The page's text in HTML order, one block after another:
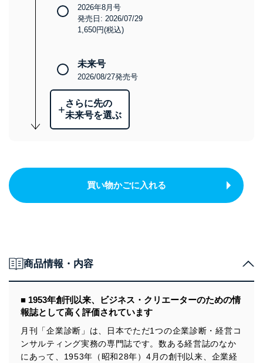
2026年8月号
発売日: 2026/07/29
1,650円(税込)
未来号
2026/08/27発売号
+さらに先の
未来号を選ぶ
買い物かごに入れる
商品情報・内容
■ 1953年創刊以来、ビジネス・クリエーターのための情
報誌として高く評価されています
月刊「企業診断」は、日本でただ1つの企業診断・経営コ
ンサルティング実務の専門誌です。数ある経営誌のなか
にあって、1953年（昭和28年）4月の創刊以来、企業経